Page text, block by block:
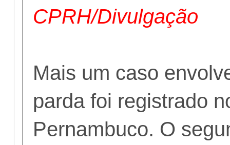
CPRH/Divulgação
Mais um caso
parda foi registrado
Pernambuco. O